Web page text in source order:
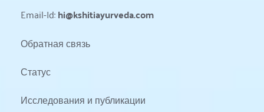
Email-Id: hi@kshitiayurveda.com
Обратная связь
Статус
Исследования и публикации